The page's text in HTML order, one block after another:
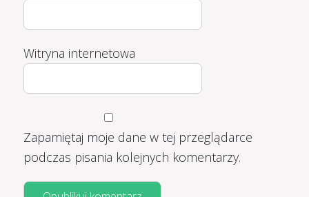
Witryna internetowa
Zapamiętaj moje dane w tej przeglądarce
podczas pisania kolejnych komentarzy.